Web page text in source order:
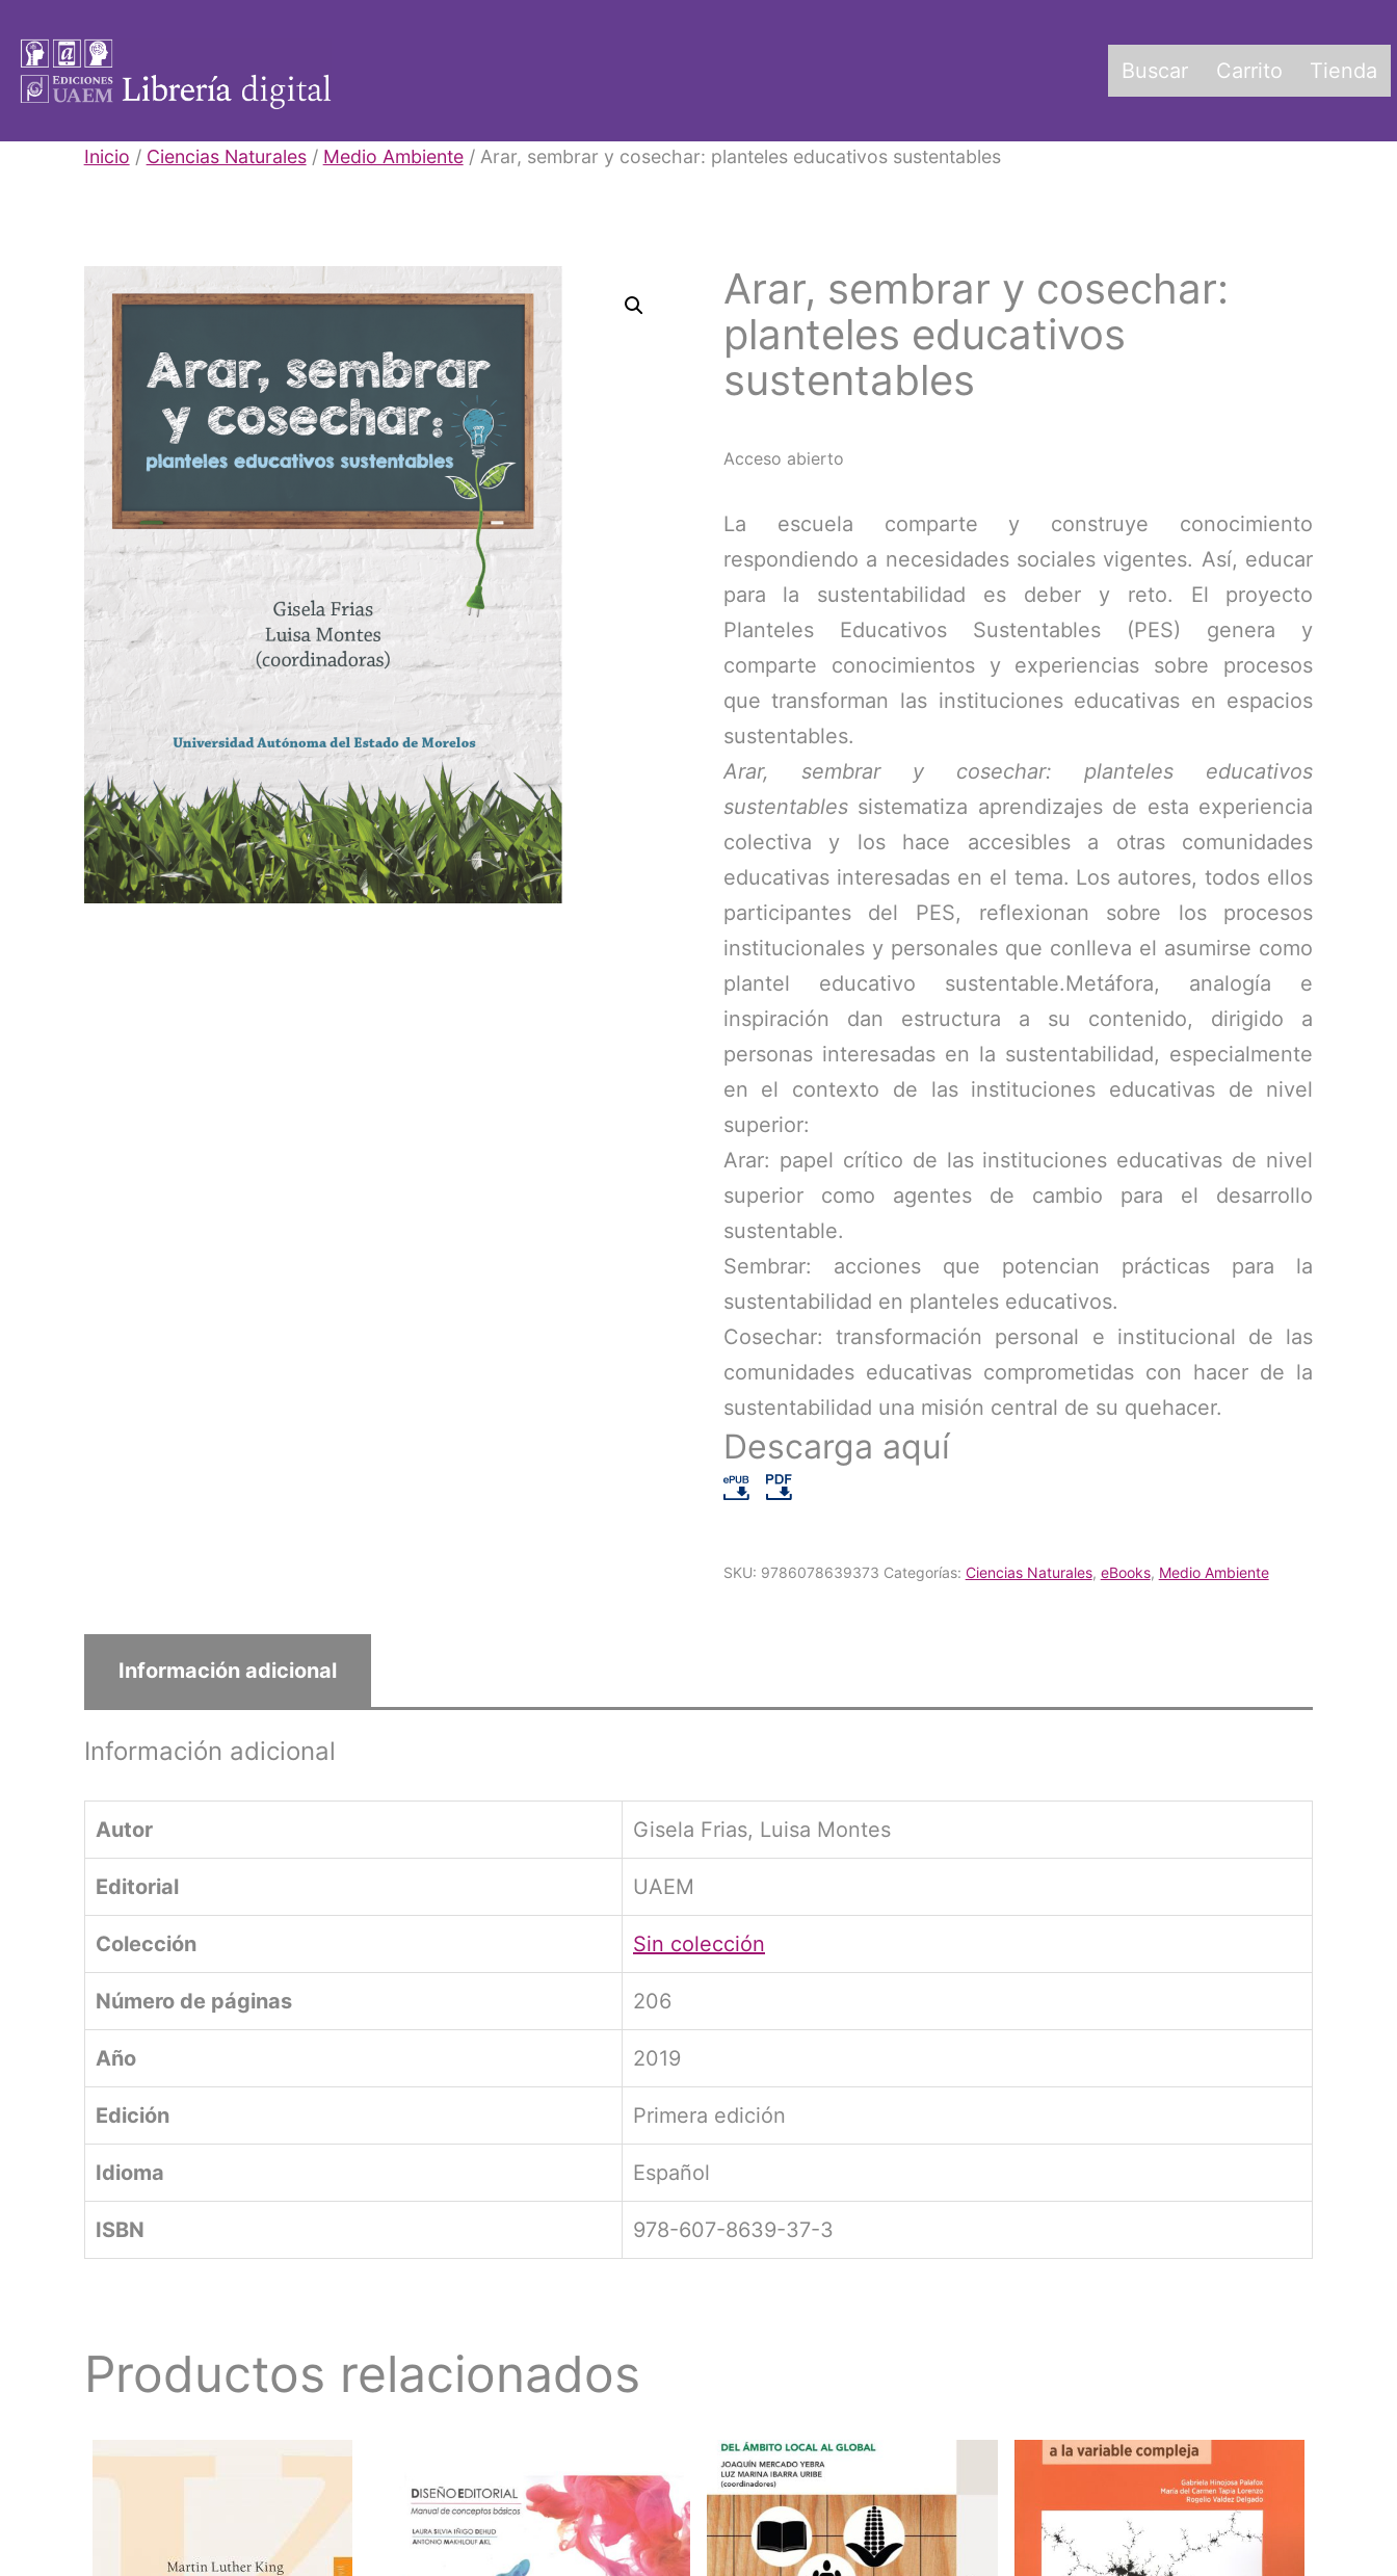
contenido
Libros
Buscar Carrito Tienda
Inicio / Ciencias Naturales/ Medio Ambiente/ Arar, sembrar y cosechar: planteles educativos sustentables
Arar, sembrar y cosechar:
planteles educativos
sustentables
Acceso abierto
La escuela comparte y construye conocimiento
respondiendo a necesidades sociales vigentes. Así, educar
para la sustentabilidad es deber y reto. El proyecto
Planteles Educativos Sustentables (PES) genera y
comparte conocimientos y experiencias sobre procesos
que transforman las instituciones educativas en espacios
sustentables.
Arar, sembrar y cosechar: planteles educativos
sustentablessistematiza aprendizajes de esta experiencia
colectiva y los hace accesibles a otras comunidades
educativas interesadas en el tema. Los autores, todos ellos
participantes del PES, reflexionan sobre los procesos
institucionales y personales que conlleva el asumirse como
plantel educativo sustentable.Metáfora, analogía e
inspiración dan estructura a su contenido, dirigido a
personas interesadas en la sustentabilidad, especialmente
en el contexto de las instituciones educativas de nivel
superior:
Arar: papel crítico de las instituciones educativas de nivel
superior como agentes de cambio para el desarrollo
sustentable.
Sembrar: acciones que potencian prácticas para la
sustentabilidad en planteles educativos.
Cosechar: transformación personal e institucional de las
comunidades educativas comprometidas con hacer de la
sustentabilidad una misión central de su quehacer.
Descarga aquí
SKU: 9786078639373 Categorías: Ciencias Naturales, eBooks, Medio Ambiente
Información adicional
Información adicional
Autor Gisela Frias, Luisa Montes
Editorial UAEM
Colección Sin colección
Número de páginas 206
Año 2019
Edición Primera edición
Idioma Español
ISBN 978-607-8639-37-3
Productos relacionados